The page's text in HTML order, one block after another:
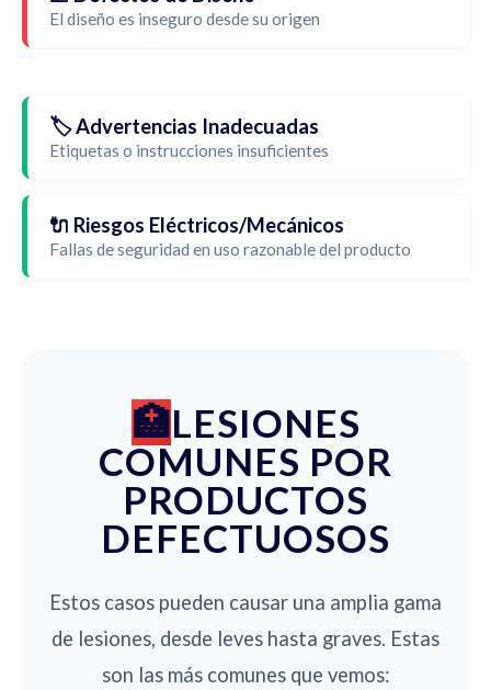
El diseño es inseguro desde su origen
🏷️ Advertencias Inadecuadas
Etiquetas o instrucciones insuficientes
🔌 Riesgos Eléctricos/Mecánicos
Fallas de seguridad en uso razonable del producto
LESIONES
COMUNES POR
PRODUCTOS
DEFECTUOSOS
Estos casos pueden causar una amplia gama
de lesiones, desde leves hasta graves. Estas
son las más comunes que vemos: